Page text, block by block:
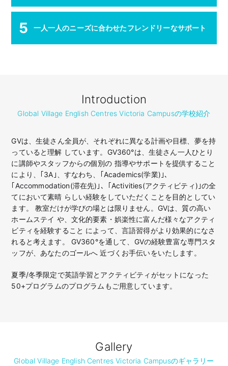
5 一人一人のニーズに合わせたフレンドリーなサポート
Introduction
Global Village English Centres Victoria Campusの学校紹介
GVは、生徒さん全員が、それぞれに異なる計画や目標、夢を持
っていると理解 しています。GV360°は、生徒さん一人ひとり
に講師やスタッフからの個別の 指導やサポートを提供すること
により、｢3A｣、すなわち、｢Academics(学業)｣、
｢Accommodation(滞在先)｣、｢Activities(アクティビティ)｣の全
てにおいて素晴 らしい経験をしていただくことを目的としてい
ます。 教室だけが学びの場とは限りません。GVは、質の高い
ホームステイ や、文化的要素・娯楽性に富んだ様々なアクティ
ビティを経験すること によって、言語習得がより効果的になさ
れると考えます。 GV360°を通して、GVの経験豊富な専門スタ
ッフが、あなたのゴールへ 近づくお手伝いをいたします。
夏季/冬季限定で英語学習とアクティビティがセットになった
50+プログラムのプログラムもご用意しています。
Gallery
Global Village English Centres Victoria Campusのギャラリー